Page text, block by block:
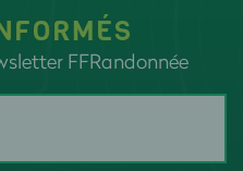
FFRandonnée